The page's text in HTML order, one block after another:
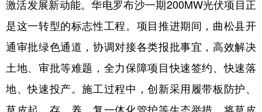
激活发展新动能。华电罗布沙一期200MW光伏项目正
是这一转型的标志性工程。项目推进期间，曲松县开
通审批绿色通道，协调对接各类报批事宜，高效解决
土地、审批等难题，全力保障项目快速签约、快速落
地、快速投产。施工过程中，创新采用履带板防护、